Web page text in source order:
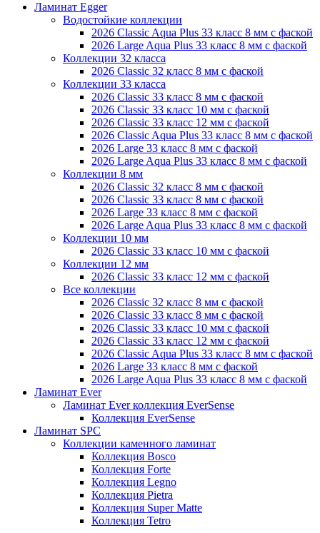
Ламинат Egger
Водостойкие коллекции
2026 Classic Aqua Plus 33 класс 8 мм с фаской
2026 Large Aqua Plus 33 класс 8 мм с фаской
Коллекции 32 класса
2026 Classic 32 класс 8 мм с фаской
Коллекции 33 класса
2026 Classic 33 класс 8 мм с фаской
2026 Classic 33 класс 10 мм с фаской
2026 Classic 33 класс 12 мм с фаской
2026 Classic Aqua Plus 33 класс 8 мм с фаской
2026 Large 33 класс 8 мм с фаской
2026 Large Aqua Plus 33 класс 8 мм с фаской
Коллекции 8 мм
2026 Classic 32 класс 8 мм с фаской
2026 Classic 33 класс 8 мм с фаской
2026 Large 33 класс 8 мм с фаской
2026 Large Aqua Plus 33 класс 8 мм с фаской
Коллекции 10 мм
2026 Classic 33 класс 10 мм с фаской
Коллекции 12 мм
2026 Classic 33 класс 12 мм с фаской
Все коллекции
2026 Classic 32 класс 8 мм с фаской
2026 Classic 33 класс 8 мм с фаской
2026 Classic 33 класс 10 мм с фаской
2026 Classic 33 класс 12 мм с фаской
2026 Classic Aqua Plus 33 класс 8 мм с фаской
2026 Large 33 класс 8 мм с фаской
2026 Large Aqua Plus 33 класс 8 мм с фаской
Ламинат Ever
Ламинат Ever коллекция EverSense
Коллекция EverSense
Ламинат SPC
Коллекции каменного ламинат
Коллекция Bosco
Коллекция Forte
Коллекция Legno
Коллекция Pietra
Коллекция Super Matte
Коллекция Tetro